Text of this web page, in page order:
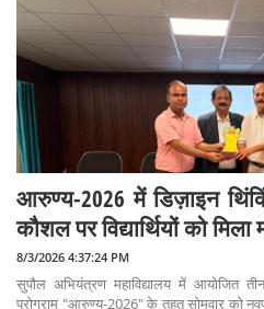
आरुण्य-2026 में डिज़ाइन
कौशल पर विद्यार्थियों को मिला
8/3/2026 4:37:24 PM
सुपौल अभियंत्रण महाविद्यालय में आयोजित
प्रोग्राम "आरुण्य-2026" के तहत सोमवार को